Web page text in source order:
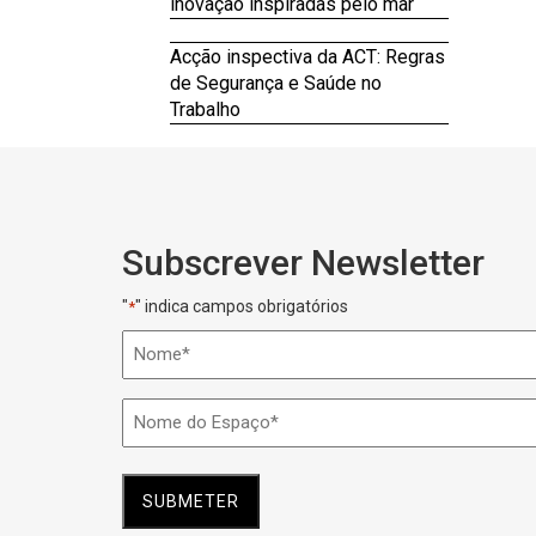
Acção inspectiva da ACT: Regras
de Segurança e Saúde no
Trabalho
Subscrever Newsletter
"*" indica campos obrigatórios
Nome
Nome
do